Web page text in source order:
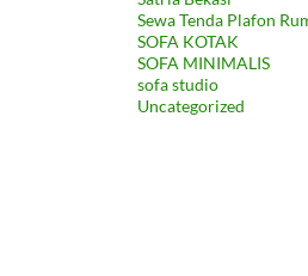
Sewa Tenda Plafon
SOFA KOTAK
SOFA MINIMALIS
sofa studio
Uncategorized